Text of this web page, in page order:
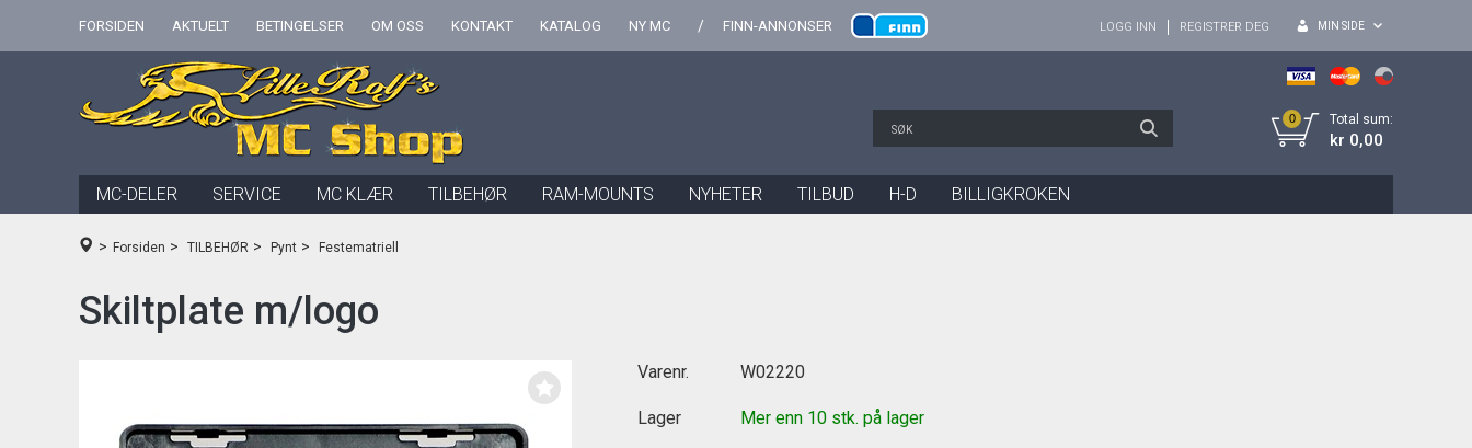
FORSIDEN AKTUELT BETINGELSER OM OSS KONTAKT KATALOG NY MC FINN-ANNONSER MIN SIDE
LOGG INN REGISTRER DEG
0 Total sum:
kr 0,00
MC-DELER SERVICE MC KLÆR TILBEHØR RAM-MOUNTS NYHETER TILBUD H-D BILLIGKROKEN
> Forsiden > TILBEHØR > Pynt > Festematriell
Skiltplate m/logo
Varenr. W02220
Lager Mer enn 10 stk. på lager